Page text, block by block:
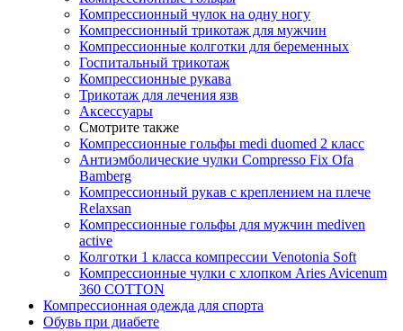
Компрессионный чулок на одну ногу
Компрессионный трикотаж для мужчин
Компрессионные колготки для беременных
Госпитальный трикотаж
Компрессионные рукава
Трикотаж для лечения язв
Аксессуары
Смотрите также
Компрессионные гольфы medi duomed 2 класс
Антиэмболические чулки Compresso Fix Ofa
Bamberg
Компрессионный рукав с креплением на плече
Relaxsan
Компрессионные гольфы для мужчин mediven
active
Колготки 1 класса компрессии Venotonia Soft
Компрессионные чулки с хлопком Aries Avicenum
360 COTTON
Компрессионная одежда для спорта
Обувь при диабете